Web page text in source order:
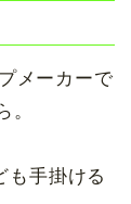
メーカーで
。
も手掛ける